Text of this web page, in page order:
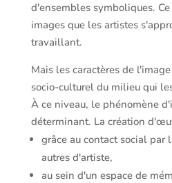
d'ensembles symboliques.
images que les artistes
travaillant.
Mais les caractères de
socio-culturel du milieu qui
À ce niveau, le phénomène
déterminant. La création
grâce au contact social par
autres d'artiste,
au sein d'un espace de